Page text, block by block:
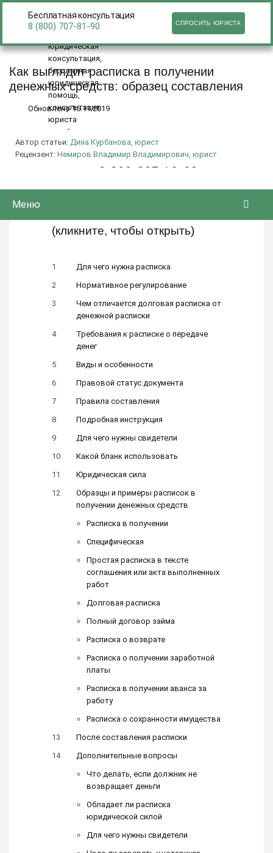
ПРЕД ПРАВО
Бесплатная горячая линия
8 800-302-79-68
Меню
Как выглядит расписка в получении
денежных средств: образец составления
Обновлено 15.11.2019
Автор статьи: Дина Курбанова, юрист
Рецензент: Немиров Владимир Владимирович, юрист
(кликните, чтобы открыть)
Для чего нужна расписка
Нормативное регулирование
Чем отличается долговая расписка от
денежной расписки
Требования к расписке о передаче
денег
Виды и особенности
Правовой статус документа
Правила составления
Подробная инструкция
Для чего нужны свидетели
Какой бланк использовать
Юридическая сила
Образцы и примеры расписок в
получении денежных средств
Расписка в получении
Специфическая
Простая расписка в тексте
соглашения или акта выполненных
работ
Долговая расписка
Полный договор займа
Расписка о возврате
Расписка о получении заработной
платы
Расписка в получении аванса за
работу
Расписка о сохранности имущества
После составления расписки
Дополнительные вопросы
Что делать, если должник не
возвращает деньги
Обладает ли расписка
юридической силой
Для чего нужны свидетели
Бесплатная консультация
8 (800) 707-81-90 СПРОСИТЬ ЮРИСТА